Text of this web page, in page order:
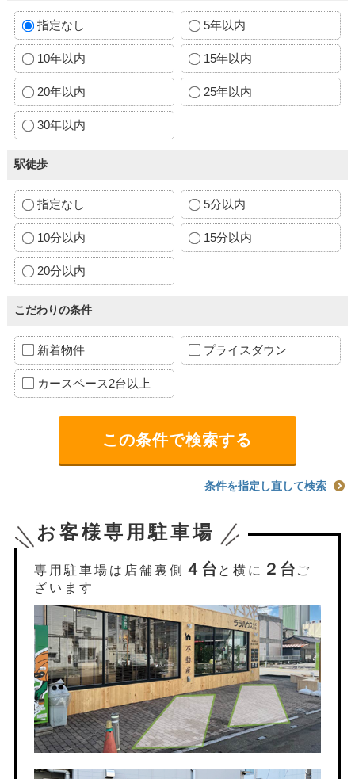
指定なし 5年以内
10年以内 15年以内
20年以内 25年以内
30年以内
駅徒歩
指定なし 5分以内
10分以内 15分以内
20分以内
こだわりの条件
新着物件 プライスダウン
カースペース2台以上
条件を指定し直して検索
お客様専用駐車場
専用駐車場は店舗裏側 ４台 と横に ２台 ご
ざいます